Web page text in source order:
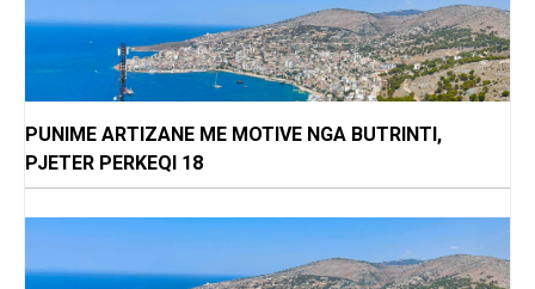
PUNIME ARTIZANE ME MOTIVE NGA BUTRINTI,
PJETER PERKEQI 18